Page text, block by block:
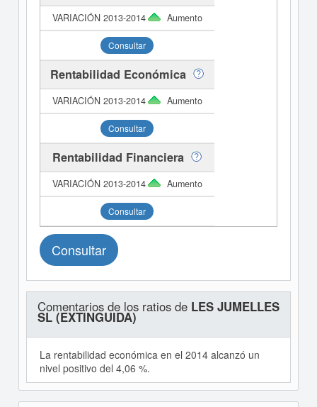
Aumento
Consultar
Rentabilidad Económica
Aumento
Consultar
Rentabilidad Financiera
Aumento
Consultar
Consultar
Comentarios de los ratios de LES JUMELLES
SL (EXTINGUIDA)
La rentabilidad económica en el 2014 alcanzó un
nivel positivo del 4,06 %.